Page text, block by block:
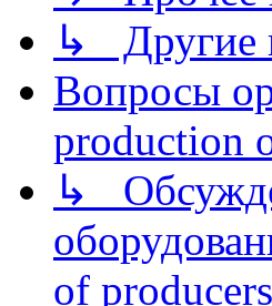
↳ Другие
Вопросы
production
↳
of